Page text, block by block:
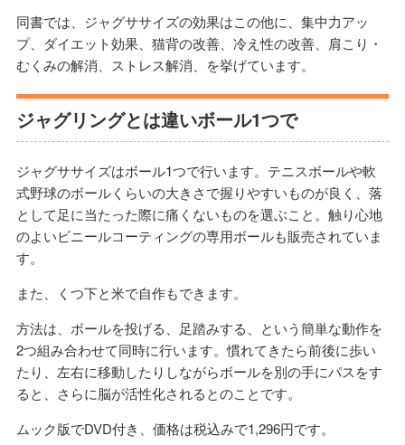
同書では、ジャグササイズの効果はこの他に、集中力アッ
プ、ダイエット効果、猫背の改善、冷え性の改善、肩こり・
むくみの解消、ストレス解消、を挙げています。
ジャグリングとは違いボール1つで
ジャグササイズはボール1つで行います。テニスボールや軟
式野球のボールくらいの大きさで握りやすいものが良く、落
として足に当たった際に痛くないものを選ぶこと。触り心地
のよいビニールコーティングの専用ボールも販売されていま
す。
また、くつ下と米で自作もできます。
方法は、ボールを投げる、足踏みする、という簡単な動作を
2つ組み合わせて同時に行います。慣れてきたら前後に歩い
たり、左右に移動したりしながらボールを別の手にパスをす
ると、さらに脳が活性化されるとのことです。
ムック版でDVD付き、価格は税込みで1,296円です。